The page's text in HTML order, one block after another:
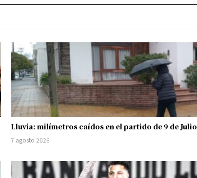
Lluvia: milímetros caídos en el partido de 9 de Julio
7 agosto 2026